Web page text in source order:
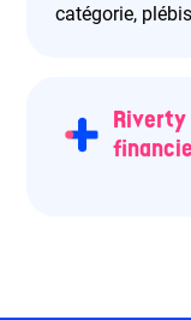
catégorie,